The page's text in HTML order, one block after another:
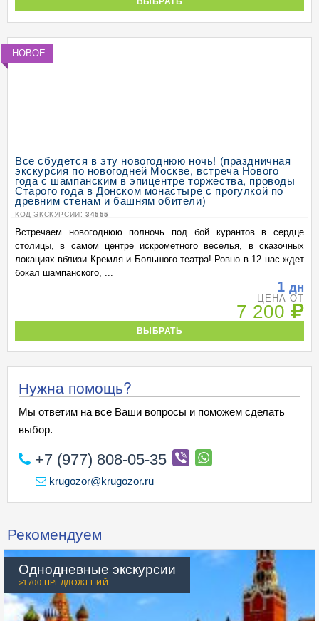
НОВОЕ
Все сбудется в эту новогоднюю ночь! (праздничная
экскурсия по новогодней Москве, встреча Нового
года с шампанским в эпицентре торжества, проводы
Старого года в Донском монастыре с прогулкой по
древним стенам и башням обители)
КОД ЭКСКУРСИИ: 34555
Встречаем новогоднюю полночь под бой курантов в сердце
столицы, в самом центре искрометного веселья, в сказочных
локациях вблизи Кремля и Большого театра! Ровно в 12 нас ждет
бокал шампанского, ...
1 дн
ЦЕНА ОТ
7 200
ВЫБРАТЬ
Нужна помощь?
Мы ответим на все Ваши вопросы и поможем сделать
выбор.
+7 (977) 808-05-35
krugozor@krugozor.ru
Рекомендуем
Однодневные экскурсии
>1700 ПРЕДЛОЖЕНИЙ